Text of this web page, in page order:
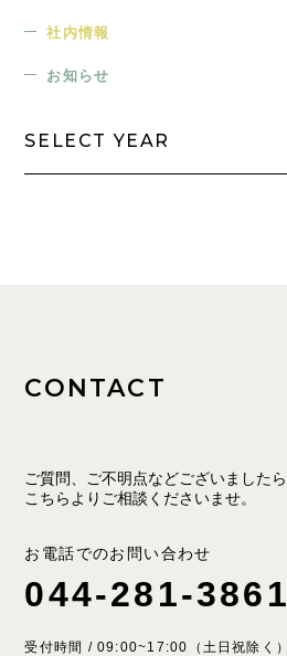
社内情報
お知らせ
SELECT YEAR
CONTACT
ご質問、ご不明点などございましたら
こちらよりご相談くださいませ。
お電話でのお問い合わせ
044-281-3861
受付時間 / 09:00~17:00（土日祝除く）